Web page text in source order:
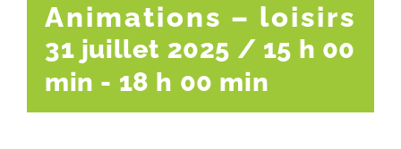
Animations – loisirs
31 juillet 2025 / 15 h 00
min - 18 h 00 min